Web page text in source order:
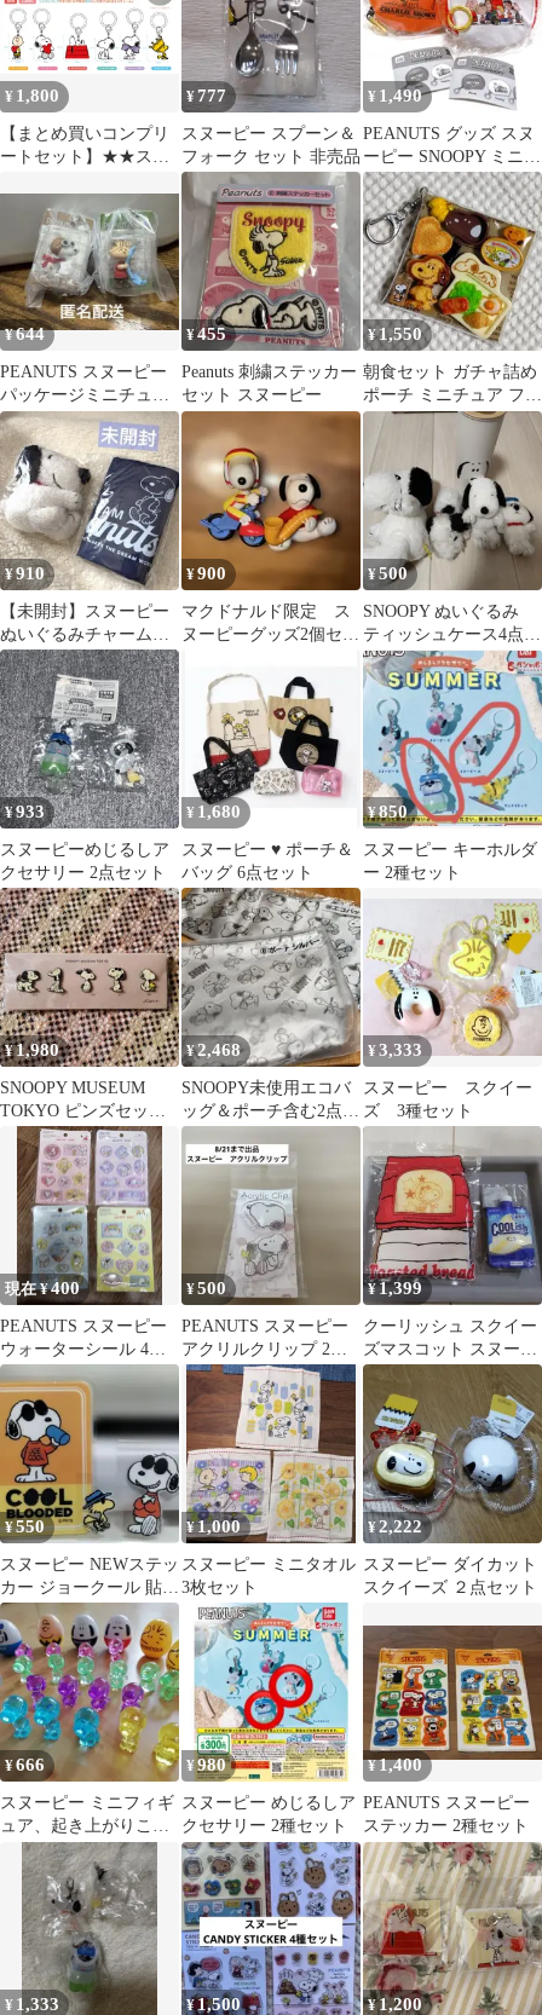
¥ 1,800
【まとめ買いコンプリ
ートセット】★★スヌ
ム★★ スヌーピー チャ
ーリーブラウン ウッド
ストック めじるしア
クセサリー 6種類(各1
個づつ)合計6個
¥777
スヌーピー スプーン＆
フォーク セット 非売品
¥ 1,490
PEANUTS グッズ スヌ
ーピー SNOOPY ミニ！
ラウンドポーチ ガチャ
¥644
PEANUTS スヌーピー
パッケージミニチュア
コレクション クラシッ
ク
¥455
Peanuts 刺繍ステッカー
セット スヌーピー
¥ 1,550
朝食セット ガチャ詰め
ポーチ ミニチュア フー
ド スヌーピー
¥910
【未開封】スヌーピー
ぬいぐるみチャーム＆
エコバッグ ❤︎
¥900
マクドナルド限定 ス
ヌーピーグッズ2個セッ
¥500
SNOOPY ぬいぐるみ
ティッシュケース4点セ
ット
¥933
スヌーピーめじるしア
クセサリー 2点セット
¥ 1,680
スヌーピー ♥ ポーチ＆
バッグ 6点セット
¥850
スヌーピー キーホルダ
ー 2種セット
¥1,980
SNOOPY MUSEUM
TOKYO ピンズセット 5
個セット スヌーピー
¥ 2,468
SNOOPY未使用エコバ
ッグ＆ポーチ含む2点セ
ット①シルバー非売品
くじピーナッツ
¥3,333
スヌーピー スクイー
ズ 3種セット
現在 ¥400
PEANUTS スヌーピー
ウォーターシール 4点
セット
¥500
PEANUTS スヌーピー
アクリルクリップ 2個
セット
¥1,399
クーリッシュ スクイー
ズマスコット スヌーピ
ー パン スクイーズ 2点
セット
¥550
スヌーピー NEWステッ
カー ジョークール 貼っ
てはがせるステッカー
耐水耐熱 ②
¥1,000
スヌーピー ミニタオル
3枚セット
¥2,222
スヌーピー ダイカット
スクイーズ ２点セット
¥666
スヌーピー ミニフィギ
ュア、起き上がりこぼ
¥980
スヌーピー めじるしア
クセサリー 2種セット
¥1,400
PEANUTS スヌーピー
ステッカー 2種セット
¥ 1,333 ¥1,500 ¥1,200